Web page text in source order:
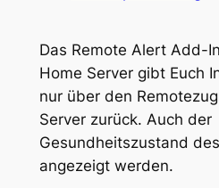
Das Remote Alert Add-
Home Server gibt Euch
nur über den
Server zurück. Auch der
Gesundheitszustand
angezeigt werden.